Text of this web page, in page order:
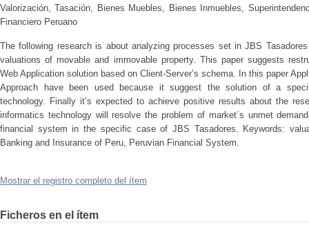
Valorización, Tasación, Bienes Muebles, Bienes Inmuebles,
Financiero Peruano
The following research is about analyzing processes set in JBS
valuations of movable and immovable property. This paper suggests
Web Application solution based on Client-Server’s schema. In this paper
Approach have been used because it suggest the solution of a
technology. Finally it’s expected to achieve positive results about the
informatics technology will resolve the problem of market´s unmet
financial system in the specific case of JBS Tasadores. Keywords:
Banking and Insurance of Peru, Peruvian Financial System.
Mostrar el registro completo del ítem
Ficheros en el ítem